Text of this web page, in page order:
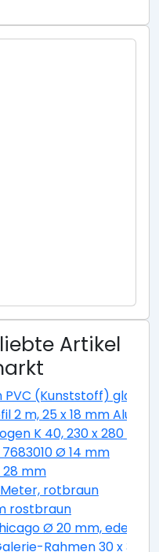
Artikel
PVC (Kunststoff) glatt
2 m, 25 x 18 mm
K 40, 230 x 280 cm
Ø 14 mm
28 mm
Meter, rotbraun
rostbraun
Ø 20 mm,
Rahmen 30 x 30